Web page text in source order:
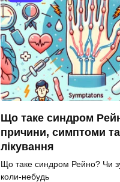
Що таке синдром
причини, симптоми
лікування
Що таке синдром Рейно? Чи
коли-небудь